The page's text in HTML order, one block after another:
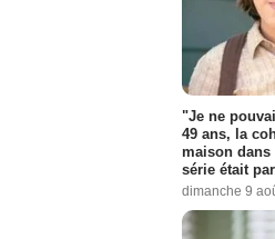
"Je ne
49 ans, la
maison dans
série était
dimanche 9